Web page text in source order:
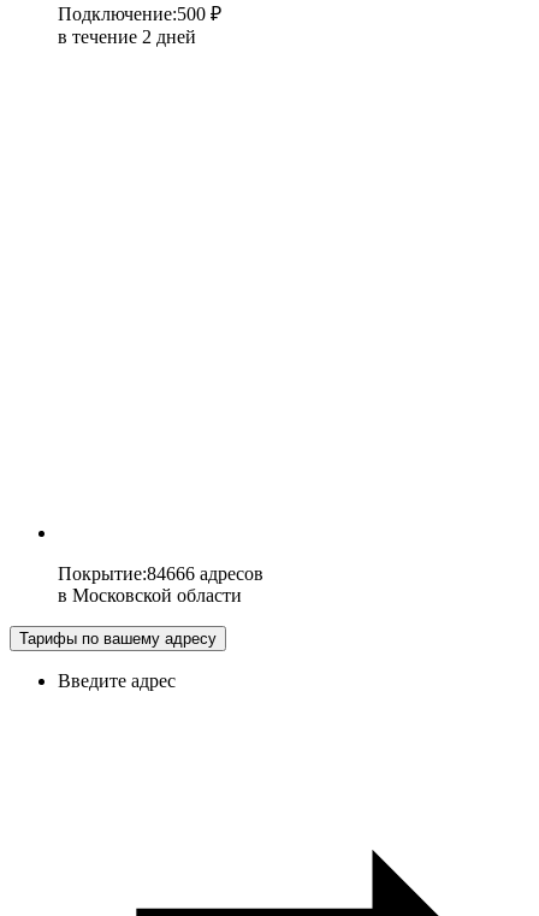
Подключение:500 ₽
в течение 2 дней
Покрытие:84666 адресов
в Московской области
Тарифы по вашему адресу
Введите адрес